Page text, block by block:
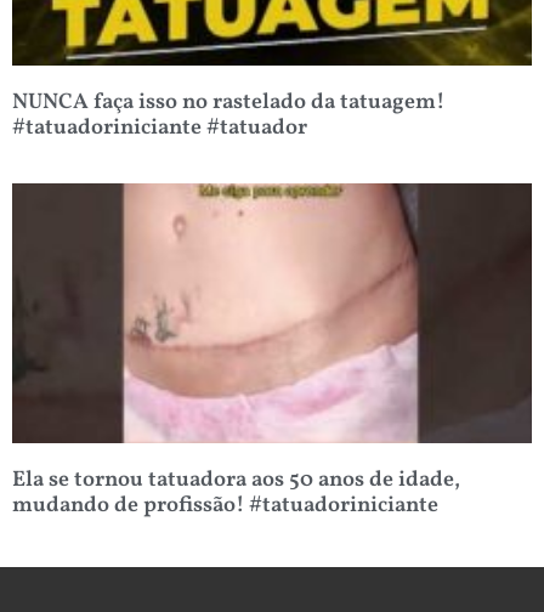
NUNCA faça isso no rastelado da tatuagem!
#tatuadoriniciante #tatuador
Ela se tornou tatuadora aos 50 anos de idade,
mudando de profissão! #tatuadoriniciante